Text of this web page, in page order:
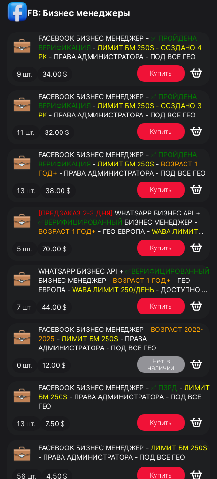
FB: Бизнес менеджеры
FACEBOOK БИЗНЕС МЕНЕДЖЕР - ✅ ПРОЙДЕНА
ВЕРИФИКАЦИЯ - ЛИМИТ БМ 250$ - СОЗДАНО 4
РК - ПРАВА АДМИНИСТРАТОРА - ПОД ВСЕ ГЕО
9 шт. 34.00 $ Купить
FACEBOOK БИЗНЕС МЕНЕДЖЕР - ✅ ПРОЙДЕНА
ВЕРИФИКАЦИЯ - ЛИМИТ БМ 250$ - СОЗДАНО 3
РК - ПРАВА АДМИНИСТРАТОРА - ПОД ВСЕ ГЕО
11 шт. 32.00 $ Купить
FACEBOOK БИЗНЕС МЕНЕДЖЕР - ✅ ПРОЙДЕНА
ВЕРИФИКАЦИЯ - ЛИМИТ БМ 250$ - ВОЗРАСТ 1
ГОД+ - ПРАВА АДМИНИСТРАТОРА - ПОД ВСЕ ГЕО
13 шт. 38.00 $ Купить
[ПРЕДЗАКАЗ 2-3 ДНЯ] WHATSAPP БИЗНЕС API +
✅ВЕРИФИЦИРОВАННЫЙ БИЗНЕС МЕНЕДЖЕР -
ВОЗРАСТ 1 ГОД+ - ГЕО ЕВРОПА - WABA ЛИМИТ
- ДОСТУПНО К ПРИВЯЗКЕ ДО 20
НОМЕРОВ - ПРАВА АДМИНИСТРАТОРА
5 шт. 70.00 $ Купить
WHATSAPP БИЗНЕС API + ✅ВЕРИФИЦИРОВАННЫЙ
БИЗНЕС МЕНЕДЖЕР - ВОЗРАСТ 1 ГОД+ - ГЕО
ЕВРОПА - WABA ЛИМИТ 250/ДЕНЬ - ДОСТУПНО К
ПРИВЯЗКЕ ДО 2 НОМЕРОВ - ПРАВА
АДМИНИСТРАТОРА
7 шт. 44.00 $ Купить
FACEBOOK БИЗНЕС МЕНЕДЖЕР - ВОЗРАСТ 2022-
2025 - ЛИМИТ БМ 250$ - ПРАВА
АДМИНИСТРАТОРА - ПОД ВСЕ ГЕО
0 шт. 12.00 $
Нет в
наличии
FACEBOOK БИЗНЕС МЕНЕДЖЕР - ✅ ПЗРД - ЛИМИТ
БМ 250$ - ПРАВА АДМИНИСТРАТОРА - ПОД ВСЕ
ГЕО
13 шт. 7.50 $ Купить
FACEBOOK БИЗНЕС МЕНЕДЖЕР - ЛИМИТ БМ 250$
- ПРАВА АДМИНИСТРАТОРА - ПОД ВСЕ ГЕО
56 шт. 4.50 $ Купить